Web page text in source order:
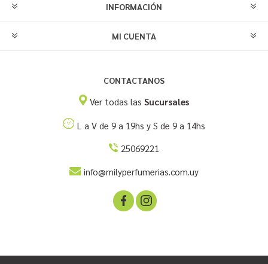
INFORMACIÓN
MI CUENTA
CONTACTANOS
Ver todas las Sucursales
L a V de 9 a 19hs y S de 9 a 14hs
25069221
info@milyperfumerias.com.uy